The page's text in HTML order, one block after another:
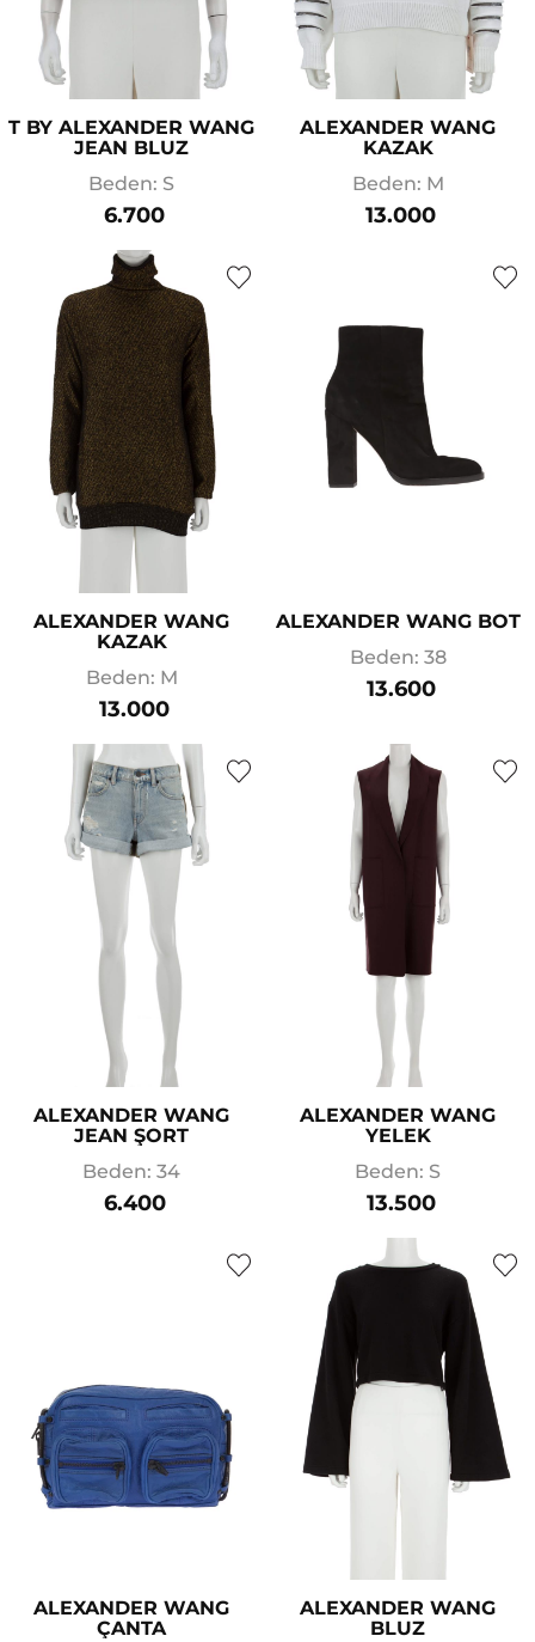
T BY ALEXANDER WANG
JEAN BLUZ
Beden: S
6.700
ALEXANDER WANG
KAZAK
Beden: M
13.000
ALEXANDER WANG
KAZAK
Beden: M
13.000
ALEXANDER WANG BOT
Beden: 38
13.600
ALEXANDER WANG
JEAN ŞORT
Beden: 34
6.400
ALEXANDER WANG
YELEK
Beden: S
13.500
ALEXANDER WANG
ÇANTA
ALEXANDER WANG
BLUZ